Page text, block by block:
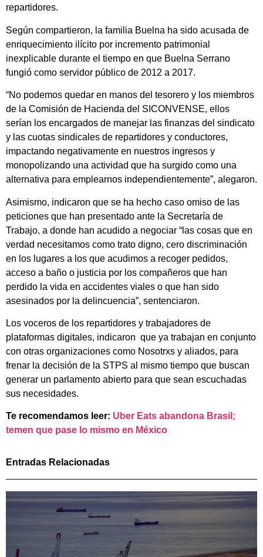
repartidores.
Según compartieron, la familia Buelna ha sido acusada de
enriquecimiento ilícito por incremento patrimonial
inexplicable durante el tiempo en que Buelna Serrano
fungió como servidor público de 2012 a 2017.
“No podemos quedar en manos del tesorero y los miembros
de la Comisión de Hacienda del SICONVENSE, ellos
serían los encargados de manejar las finanzas del sindicato
y las cuotas sindicales de repartidores y conductores,
impactando negativamente en nuestros ingresos y
monopolizando una actividad que ha surgido como una
alternativa para emplearnos independientemente”, alegaron.
Asimismo, indicaron que se ha hecho caso omiso de las
peticiones que han presentado ante la Secretaría de
Trabajo, a donde han acudido a negociar “las cosas que en
verdad necesitamos como trato digno, cero discriminación
en los lugares a los que acudimos a recoger pedidos,
acceso a baño o justicia por los compañeros que han
perdido la vida en accidentes viales o que han sido
asesinados por la delincuencia”, sentenciaron.
Los voceros de los repartidores y trabajadores de
plataformas digitales, indicaron que ya trabajan en conjunto
con otras organizaciones como Nosotrxs y aliados, para
frenar la decisión de la STPS al mismo tiempo que buscan
generar un parlamento abierto para que sean escuchadas
sus necesidades.
Te recomendamos leer: Uber Eats abandona Brasil;
temen que pase lo mismo en México
Entradas Relacionadas